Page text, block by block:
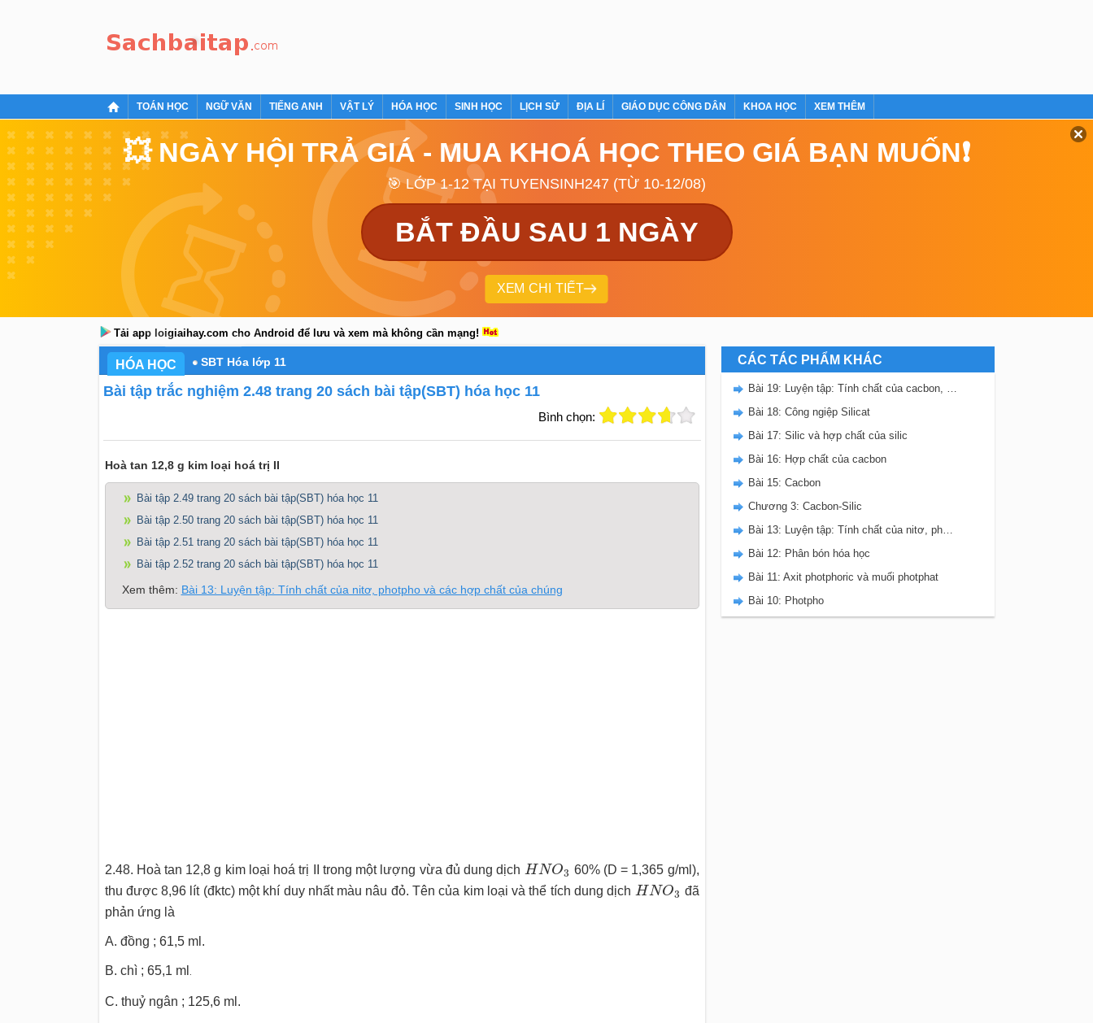
TOÁN HỌC NGỮ VĂN TIẾNG ANH VẬT LÝ HÓA HỌC SINH HỌC LỊCH SỬ ĐỊA LÍ GIÁO DỤC CÔNG DÂN KHOA HỌC XEM THÊM
💥 NGÀY HỘI TRẢ GIÁ - MUA KHOÁ HỌC THEO GIÁ BẠN MUỐN❗
🎯 LỚP 1-12 TẠI TUYENSINH247 (TỪ 10-12/08)
BẮT ĐẦU SAU 1 NGÀY
XEM CHI TIẾT
Tải app loigiaihay.com cho Android để lưu và xem mà không cần mạng!
HÓA HỌC SBT Hóa lớp 11
Bài tập trắc nghiệm 2.48 trang 20 sách bài tập(SBT) hóa học 11
Bình chọn:
Hoà tan 12,8 g kim loại hoá trị II
Bài tập 2.49 trang 20 sách bài tập(SBT) hóa học 11
Bài tập 2.50 trang 20 sách bài tập(SBT) hóa học 11
Bài tập 2.51 trang 20 sách bài tập(SBT) hóa học 11
Bài tập 2.52 trang 20 sách bài tập(SBT) hóa học 11
Xem thêm: Bài 13: Luyện tập: Tính chất của nitơ, photpho và các hợp chất của chúng
2.48. Hoà tan 12,8 g kim loại hoá trị II trong một lượng vừa đủ dung dịch HNO3
HNO3
60% (D = 1,365 g/ml),
thu được 8,96 lít (đktc) một khí duy nhất màu nâu đỏ. Tên của kim loại và thể tích dung dịch HNO3
HNO3
đã
phản ứng là
A. đồng ; 61,5 ml.
B. chì ; 65,1 ml .
C. thuỷ ngân ; 125,6 ml.
CÁC TÁC PHẨM KHÁC
Bài 19: Luyện tập: Tính chất của cacbon, silic và các hợp chất của chúng
Bài 18: Công ngiệp Silicat
Bài 17: Silic và hợp chất của silic
Bài 16: Hợp chất của cacbon
Bài 15: Cacbon
Chương 3: Cacbon-Silic
Bài 13: Luyện tập: Tính chất của nitơ, photpho và các hợp chất của chúng
Bài 12: Phân bón hóa học
Bài 11: Axit photphoric và muối photphat
Bài 10: Photpho